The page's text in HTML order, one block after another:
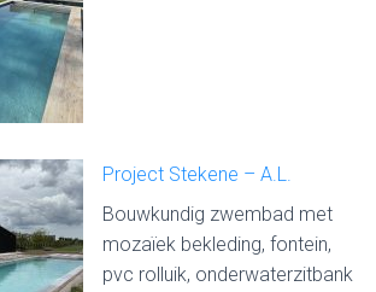
Project Stekene – A.L.
Bouwkundig zwembad met
mozaïek bekleding, fontein,
pvc rolluik, onderwaterzitbank